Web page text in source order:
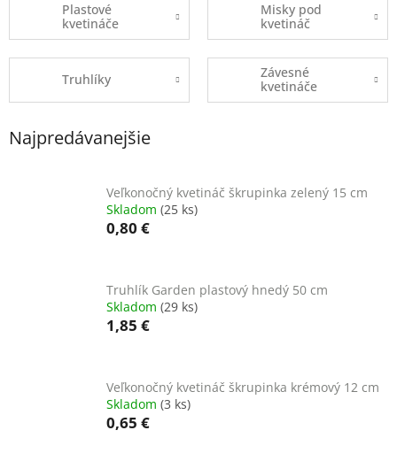
Plastové
kvetináče
Misky pod
kvetináč
Truhlíky
Závesné
kvetináče
Najpredávanejšie
Veľkonočný kvetináč škrupinka zelený 15 cm
Skladom (25 ks)
0,80 €
Truhlík Garden plastový hnedý 50 cm
Skladom (29 ks)
1,85 €
Veľkonočný kvetináč škrupinka krémový 12 cm
Skladom (3 ks)
0,65 €